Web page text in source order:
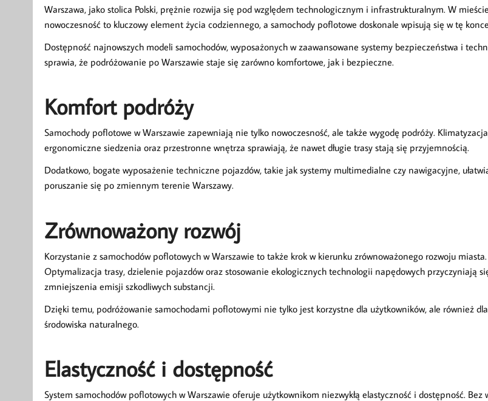
Warszawa, jako stolica Polski, prężnie rozwija się pod względem technologicznym i infrastrukturalnym. W
nowoczesność to kluczowy element życia codziennego, a samochody poflotowe doskonale wpisują się w tę
Dostępność najnowszych modeli samochodów, wyposażonych w zaawansowane systemy bezpieczeństwa i
sprawia, że podróżowanie po Warszawie staje się zarówno komfortowe, jak i bezpieczne.
Komfort podróży
Samochody poflotowe w Warszawie zapewniają nie tylko nowoczesność, ale także wygodę podróży.
ergonomiczne siedzenia oraz przestronne wnętrza sprawiają, że nawet długie trasy stają się przyjemnością.
Dodatkowo, bogate wyposażenie techniczne pojazdów, takie jak systemy multimedialne czy nawigacyjne,
poruszanie się po zmiennym terenie Warszawy.
Zrównoważony rozwój
Korzystanie z samochodów poflotowych w Warszawie to także krok w kierunku zrównoważonego rozwoju miasta.
Optymalizacja trasy, dzielenie pojazdów oraz stosowanie ekologicznych technologii napędowych przyczyniają
zmniejszenia emisji szkodliwych substancji.
Dzięki temu, podróżowanie samochodami poflotowymi nie tylko jest korzystne dla użytkowników, ale również dla
środowiska naturalnego.
Elastyczność i dostępność
System samochodów poflotowych w Warszawie oferuje użytkownikom niezwykłą elastyczność i dostępność. Bez